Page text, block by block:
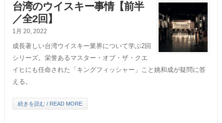
台湾のウイスキー事情【前半
／全2回】
1月 20, 2022
成長著しい台湾ウイスキー業界について学ぶ2回
シリーズ。栄誉あるマスター・オブ・ザ・クエ
イヒにも任命された「キングフィッシャー」こと姚和成が疑問に答
える。
続きを読む / READ MORE